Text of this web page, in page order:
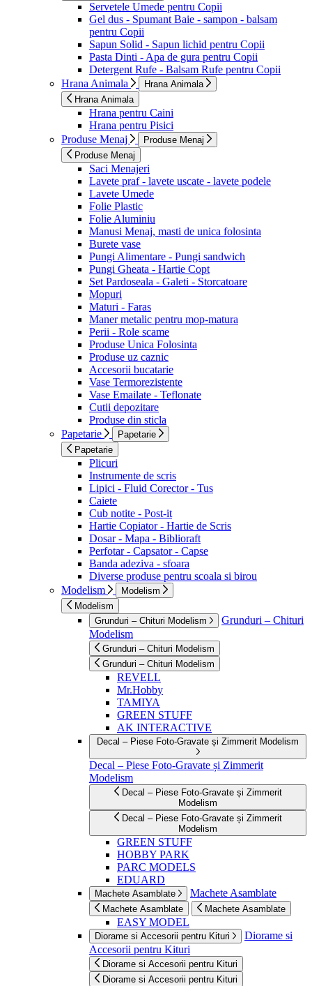
Servetele Umede pentru Copii
Gel dus - Spumant Baie - sampon - balsam
pentru Copii
Sapun Solid - Sapun lichid pentru Copii
Pasta Dinti - Apa de gura pentru Copii
Detergent Rufe - Balsam Rufe pentru Copii
Hrana Animala
Hrana Animala
Hrana Animala
Hrana pentru Caini
Hrana pentru Pisici
Produse Menaj
Produse Menaj
Produse Menaj
Saci Menajeri
Lavete praf - lavete uscate - lavete podele
Lavete Umede
Folie Plastic
Folie Aluminiu
Manusi Menaj, masti de unica folosinta
Burete vase
Pungi Alimentare - Pungi sandwich
Pungi Gheata - Hartie Copt
Set Pardoseala - Galeti - Storcatoare
Mopuri
Maturi - Faras
Maner metalic pentru mop-matura
Perii - Role scame
Produse Unica Folosinta
Produse uz caznic
Accesorii bucatarie
Vase Termorezistente
Vase Emailate - Teflonate
Cutii depozitare
Produse din sticla
Papetarie
Papetarie
Papetarie
Plicuri
Instrumente de scris
Lipici - Fluid Corector - Tus
Caiete
Cub notite - Post-it
Hartie Copiator - Hartie de Scris
Dosar - Mapa - Biblioraft
Perfotar - Capsator - Capse
Banda adeziva - sfoara
Diverse produse pentru scoala si birou
Modelism
Modelism
Modelism
Grunduri – Chituri Modelism
Grunduri – Chituri
Modelism
Grunduri – Chituri Modelism
Grunduri – Chituri Modelism
REVELL
Mr.Hobby
TAMIYA
GREEN STUFF
AK INTERACTIVE
Decal – Piese Foto-Gravate și Zimmerit Modelism
Decal – Piese Foto-Gravate și Zimmerit
Modelism
Decal – Piese Foto-Gravate și Zimmerit
Modelism
Decal – Piese Foto-Gravate și Zimmerit
Modelism
GREEN STUFF
HOBBY PARK
PARC MODELS
EDUARD
Machete Asamblate Machete Asamblate
Machete Asamblate Machete Asamblate
EASY MODEL
Diorame si Accesorii pentru Kituri
Diorame si
Accesorii pentru Kituri
Diorame si Accesorii pentru Kituri
Diorame si Accesorii pentru Kituri